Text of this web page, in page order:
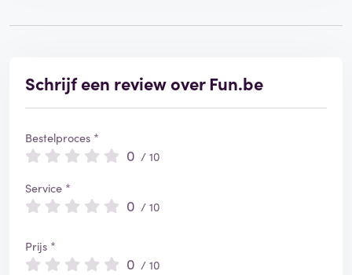
Schrijf een review over Fun.be
Bestelproces *
0 / 10
Service *
0 / 10
Prijs *
0 / 10